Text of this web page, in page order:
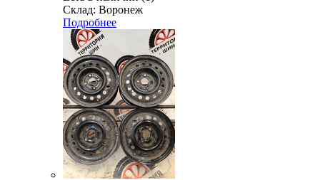
Склад: Воронеж
Подробнее